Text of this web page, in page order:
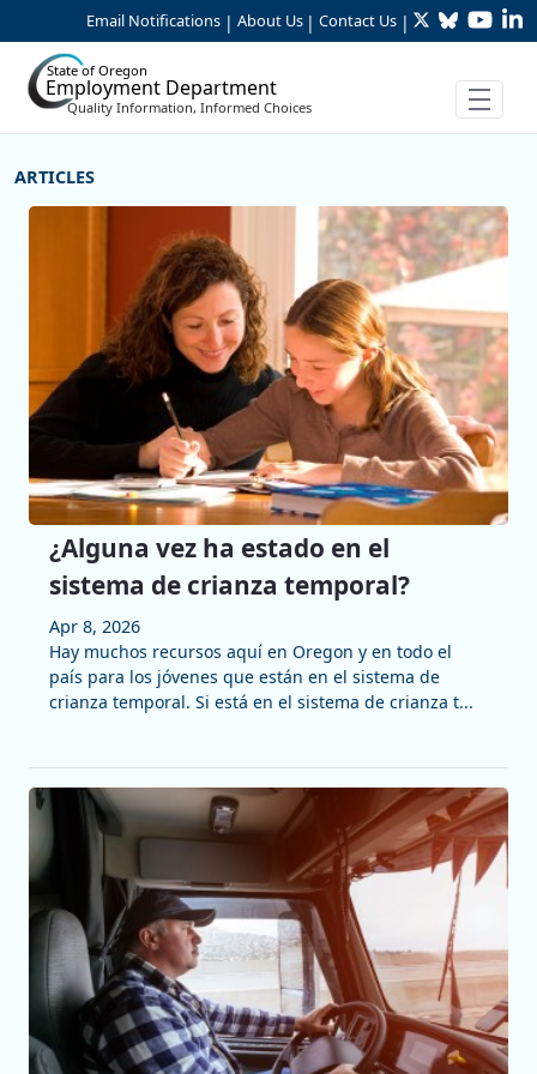
Skip to Main Content
Email Notifications | About Us | Contact Us | TwitterBluesky
State of Oregon
Employment Department
Quality Information, Informed Choices
More Articles
¿Alguna vez ha estado en el
sistema de crianza temporal?
Apr 8, 2026
Hay muchos recursos aquí en Oregon y en todo el
país para los jóvenes que están en el sistema de
crianza temporal. Si está en el sistema de crianza t...